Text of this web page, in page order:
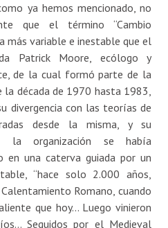
ya hemos mencionado, no
que el término “Cambio
más variable e inestable que el
Patrick Moore, ecólogo y
de la cual formó parte de la
la década de 1970 hasta 1983,
divergencia con las teorías de
desde la misma, y su
la organización se había
en una caterva guiada por un
“hace solo 2.000 años,
Romano, cuando
que hoy… Luego vinieron
Seguidos por el Medieval